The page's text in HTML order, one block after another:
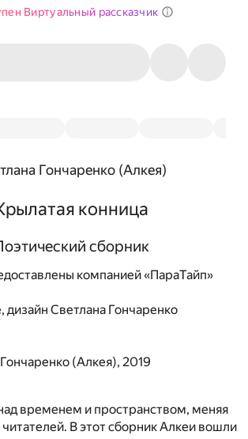
Виртуальный рассказчик
Гончаренко (Алкея)
конница
сборник
компанией «ПараТайп»
дизайн Светлана Гончаренко
(Алкея), 2019
временем и пространством, меняя
читателей. В этот сборник Алкеи вошли